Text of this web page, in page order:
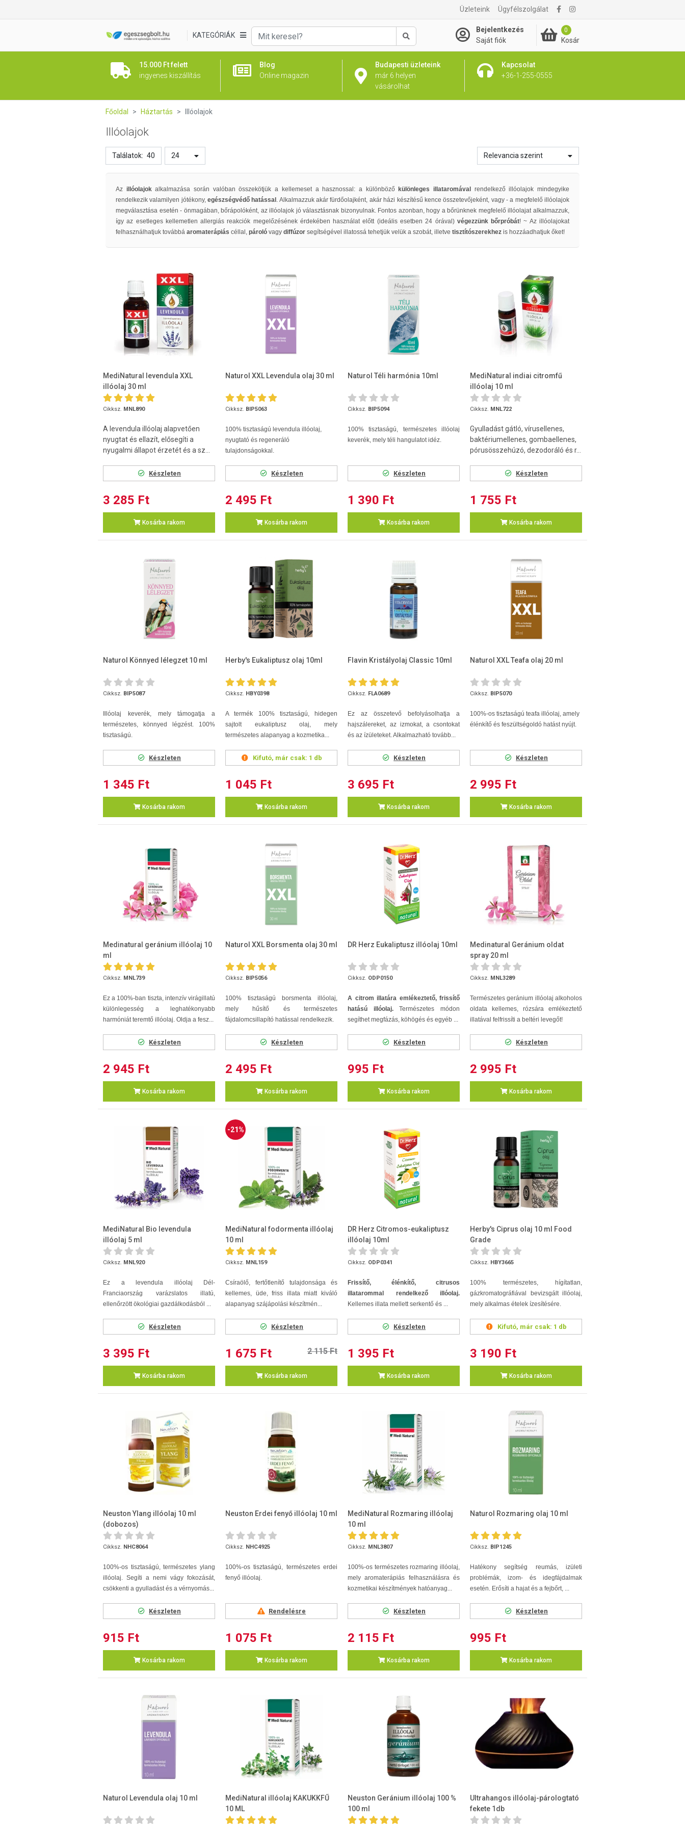
Üzleteink Ügyfélszolgálat
KATEGÓRIÁK
Keresés
Bejelentkezés
Saját fiók
0
Kosár
15.000 Ft felett
ingyenes kiszállítás
Blog
Online magazin
Budapesti üzleteink
már 6 helyen
vásárolhat
Kapcsolat
+36-1-255-0555
Főoldal Háztartás Illóolajok
Illóolajok
Találatok: 40 24 Relevancia szerint
Az illóolajokalkalmazása során valóban összekötjük a kellemeset a hasznossal: a különböző különleges illataromával rendelkező illóolajok mindegyike
rendelkezik valamilyen jótékony,egészségvédő hatással . Alkalmazzuk akár fürdőolajként, akár házi készítésű kence összetevőjeként, vagy - a megfelelő illóolajok
megválasztása esetén - önmagában, bőrápolóként, az illóolajok jó választásnak bizonyulnak. Fontos azonban, hogy a bőrünknek megfelelő illóolajat alkalmazzuk,
így az esetleges kellemetlen allergiás reakciók megelőzésének érdekében használat előtt (ideális esetben 24 órával) végezzünk bőrpróbát! ~ Az illóolajokat
felhasználhatjuk továbbá aromaterápiás céllal, pároló vagy diffúzor segítségével illatossá tehetjük velük a szobát, illetve tisztítószerekhez is hozzáadhatjuk őket!
MediNatural levendula XXL
illóolaj 30 ml
Cikksz. MNL890
A levendula illóolaj alapvetően
nyugtat és ellazít, elősegíti a
nyugalmi állapot érzetét és a sz...
Készleten
3 285 Ft
Kosárba rakom
Naturol XXL Levendula olaj 30 ml
Cikksz. BIP5063
100% tisztaságú levendula illóolaj,
nyugtató és regeneráló
tulajdonságokkal.
Készleten
2 495 Ft
Kosárba rakom
Naturol Téli harmónia 10ml
Cikksz. BIP5094
100% tisztaságú, természetes illóolaj
keverék, mely téli hangulatot idéz.
Készleten
1 390 Ft
Kosárba rakom
MediNatural indiai citromfű
illóolaj 10 ml
Cikksz. MNL722
Gyulladást gátló, vírusellenes,
baktériumellenes, gombaellenes,
pórusösszehúzó, dezodoráló és r...
Készleten
1 755 Ft
Kosárba rakom
Naturol Könnyed lélegzet 10 ml
Cikksz. BIP5087
Illóolaj keverék, mely támogatja a
természetes, könnyed légzést. 100%
tisztaságú.
Készleten
1 345 Ft
Kosárba rakom
Herby's Eukaliptusz olaj 10ml
Cikksz. HBY0398
A termék 100% tisztaságú, hidegen
sajtolt eukaliptusz olaj, mely
természetes alapanyag a kozmetika...
Kifutó, már csak: 1 db
1 045 Ft
Kosárba rakom
Flavin Kristályolaj Classic 10ml
Cikksz. FLA0689
Ez az összetevő befolyásolhatja a
hajszálereket, az izmokat, a csontokat
és az ízületeket. Alkalmazható tovább...
Készleten
3 695 Ft
Kosárba rakom
Naturol XXL Teafa olaj 20 ml
Cikksz. BIP5070
100%-os tisztaságú teafa illóolaj, amely
élénkítő és feszültségoldó hatást nyújt.
Készleten
2 995 Ft
Kosárba rakom
Medinatural geránium illóolaj 10
ml
Cikksz. MNL739
Ez a 100%-ban tiszta, intenzív virágillatú
különlegesség a leghatékonyabb
harmóniát teremtő illóolaj. Oldja a fesz...
Készleten
2 945 Ft
Kosárba rakom
Naturol XXL Borsmenta olaj 30 ml
Cikksz. BIP5056
100% tisztaságú borsmenta illóolaj,
mely hűsítő és természetes
fájdalomcsillapító hatással rendelkezik.
Készleten
2 495 Ft
Kosárba rakom
DR Herz Eukaliptusz illóolaj 10ml
Cikksz. ODP0150
A citrom illatára emlékeztető, frissítő
hatású illóolaj.Természetes módon
segíthet megfázás, köhögés és egyéb ...
Készleten
995 Ft
Kosárba rakom
Medinatural Geránium oldat
spray 20 ml
Cikksz. MNL3289
Természetes geránium illóolaj alkoholos
oldata kellemes, rózsára emlékeztető
illatával felfrissíti a beltéri levegőt!
Készleten
2 995 Ft
Kosárba rakom
MediNatural Bio levendula
illóolaj 5 ml
Cikksz. MNL920
Ez a levendula illóolaj Dél-
Franciaország varázslatos illatú,
ellenőrzött ökológiai gazdálkodásból ...
Készleten
3 395 Ft
Kosárba rakom
-21%
MediNatural fodormenta illóolaj
10 ml
Cikksz. MNL159
Csíraölő, fertőtlenítő tulajdonsága és
kellemes, üde, friss illata miatt kiváló
alapanyag szájápolási készítmén...
Készleten
1 675 Ft 2 115 Ft
Kosárba rakom
DR Herz Citromos-eukaliptusz
illóolaj 10ml
Cikksz. ODP0341
Frissítő, élénkítő, citrusos
illatarommal rendelkező illóolaj.
Kellemes illata mellett serkentő és ...
Készleten
1 395 Ft
Kosárba rakom
Herby's Ciprus olaj 10 ml Food
Grade
Cikksz. HBY3665
100% természetes, hígítatlan,
gázkromatográfiával bevizsgált illóolaj,
mely alkalmas ételek ízesítésére.
Kifutó, már csak: 1 db
3 190 Ft
Kosárba rakom
Neuston Ylang illóolaj 10 ml
(dobozos)
Cikksz. NHC8064
100%-os tisztaságú, természetes ylang
illóolaj. Segíti a nemi vágy fokozását,
csökkenti a gyulladást és a vérnyomás...
Készleten
915 Ft
Kosárba rakom
Neuston Erdei fenyő illóolaj 10 ml
Cikksz. NHC4925
100%-os tisztaságú, természetes erdei
fenyő illóolaj.
Rendelésre
1 075 Ft
Kosárba rakom
MediNatural Rozmaring illóolaj
10 ml
Cikksz. MNL3807
100%-os természetes rozmaring illóolaj,
mely aromaterápiás felhasználásra és
kozmetikai készítmények hatóanyag...
Készleten
2 115 Ft
Kosárba rakom
Naturol Rozmaring olaj 10 ml
Cikksz. BIP1245
Hatékony segítség reumás, izületi
problémák, izom- és idegfájdalmak
esetén. Erősíti a hajat és a fejbőrt, ...
Készleten
995 Ft
Kosárba rakom
Naturol Levendula olaj 10 ml
MediNatural illóolaj KAKUKKFŰ
10 ML
Neuston Geránium illóolaj 100 %
100 ml
Ultrahangos illóolaj-párologtató
fekete 1db